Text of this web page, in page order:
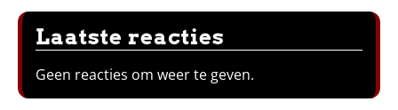
Laatste reacties
Geen reacties om weer te geven.